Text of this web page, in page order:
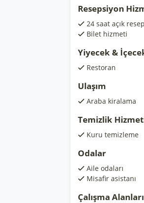
Resepsiyon
24 saat açık
Bilet hizmeti
Yiyecek &
Restoran
Ulaşım
Araba kiralama
Temizlik
Kuru temizleme
Odalar
Aile odaları
Misafir asistanı
Çalışma Alanları